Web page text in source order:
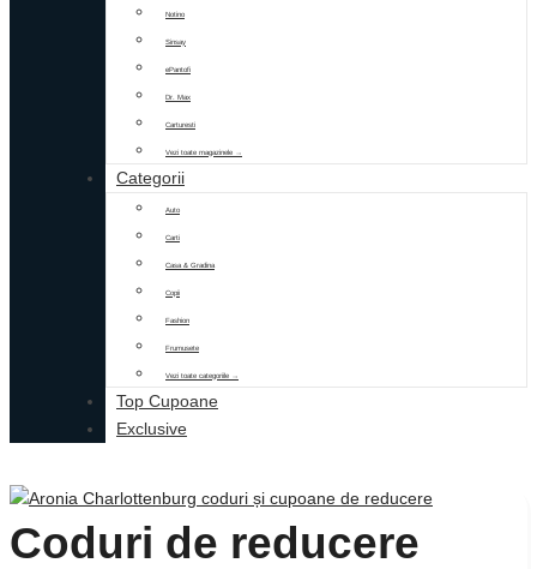
Notino
Sinsay
ePantofi
Dr. Max
Carturesti
Vezi toate magazinele →
Categorii
Auto
Carti
Casa & Gradina
Copii
Fashion
Frumusete
Vezi toate categoriile →
Top Cupoane
Exclusive
Coduri de reducere